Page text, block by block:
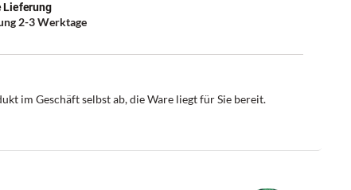
Lieferung
2-3 Werktage
im Geschäft selbst ab, die Ware liegt für Sie bereit.